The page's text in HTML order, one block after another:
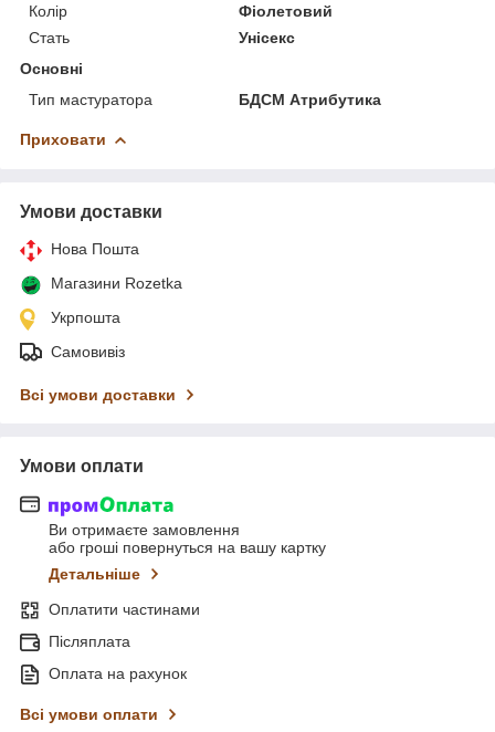
Колір
Фіолетовий
Стать
Унісекс
Основні
Тип мастуратора
БДСМ Атрибутика
Приховати
Умови доставки
Нова Пошта
Магазини Rozetka
Укрпошта
Самовивіз
Всі умови доставки
Умови оплати
Ви отримаєте замовлення
або гроші повернуться на вашу картку
Детальніше
Оплатити частинами
Післяплата
Оплата на рахунок
Всі умови оплати